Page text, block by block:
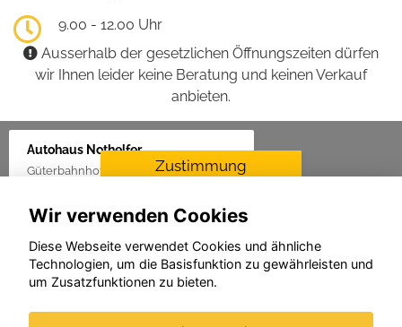
9.00 - 12.00 Uhr
Ausserhalb der gesetzlichen Öffnungszeiten dürfen
wir Ihnen leider keine Beratung und keinen Verkauf
anbieten.
Autohaus Nothelfer
Güterbahnhof 2, 88416 Ochsenhausen
Zustimmung
Für die Aktivierung der
Navigationsdienste ist Ihre
Zustimmung zu den
Datenschutzrichtlinien vom
Wir verwenden Cookies
Diese Webseite verwendet Cookies und ähnliche
Technologien, um die Basisfunktion zu gewährleisten und
um Zusatzfunktionen zu bieten.